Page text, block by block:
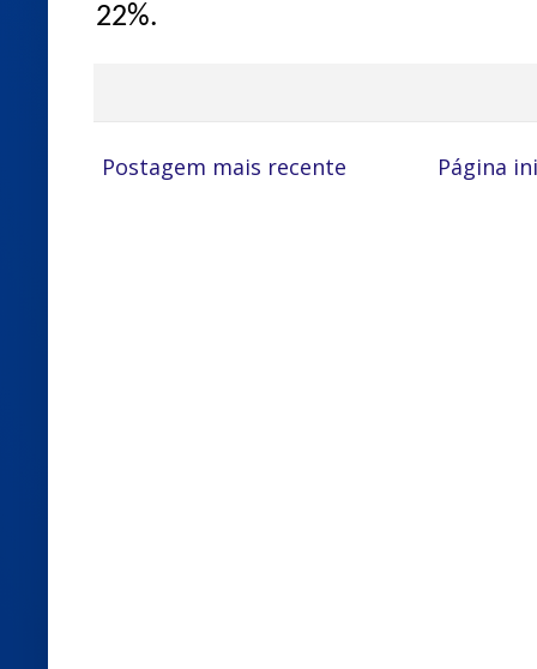
22%.
Postagem mais recente Página